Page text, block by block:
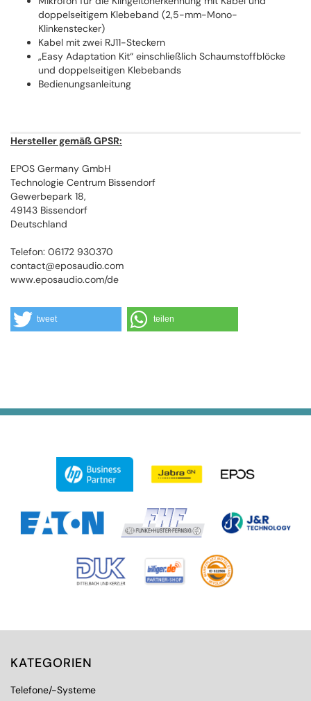
doppelseitigem Klebeband (2,5-mm-Mono-
Klinkenstecker)
Kabel mit zwei RJ11-Steckern
„Easy Adaptation Kit“ einschließlich Schaumstoffblöcke
und doppelseitigen Klebebands
Bedienungsanleitung
Hersteller gemäß GPSR:
EPOS Germany GmbH
Technologie Centrum Bissendorf
Gewerbepark 18,
49143 Bissendorf
Deutschland
Telefon: 06172 930370
contact@eposaudio.com
www.eposaudio.com/de
tweet teilen
KATEGORIEN
Telefone/-Systeme